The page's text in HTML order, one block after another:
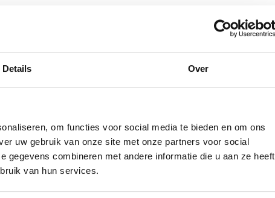
Details Over
om functies voor social media te bieden en om ons
uw gebruik van onze site met onze partners voor social
gegevens combineren met andere informatie die u aan ze heeft
van hun services.